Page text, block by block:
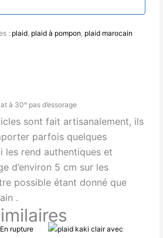
: plaid, plaid à pompon, plaid marocain
à 30° pas d’essorage
sont fait artisanalement, ils
parfois quelques
les rend authentiques et
d’environ 5 cm sur les
possible étant donné que
.
En rupture
Plage